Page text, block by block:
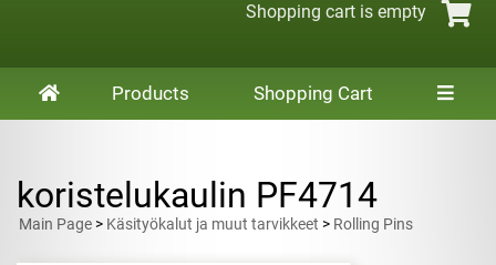
Shopping cart is empty
Products Shopping Cart
koristelukaulin PF4714
Main Page > Käsityökalut ja muut tarvikkeet > Rolling Pins